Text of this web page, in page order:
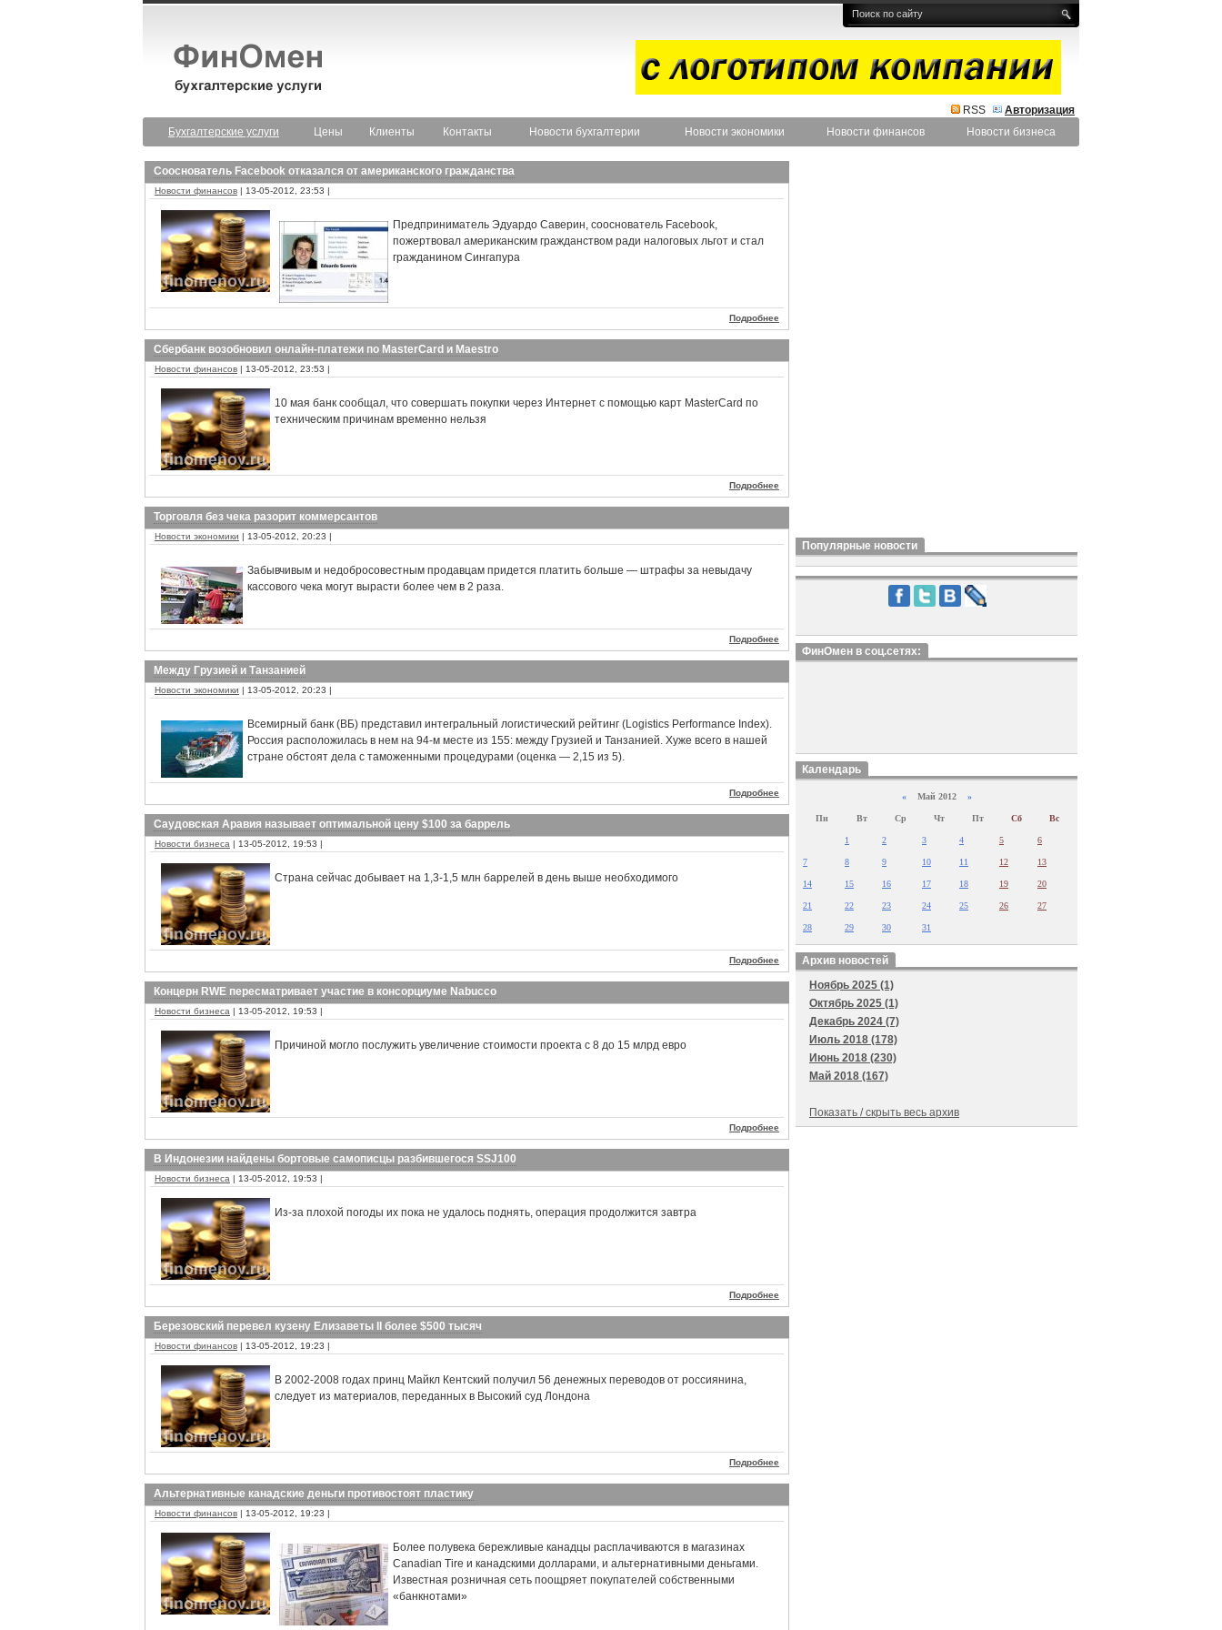
RSS
Авторизация
Бухгалтерские услуги
Цены Клиенты Контакты Новости бухгалтерии Новости экономики Новости финансов Новости бизнеса
Сооснователь Facebook отказался от американского гражданства
Новости финансов | 13-05-2012, 23:53 |
Предприниматель Эдуардо Саверин, сооснователь Facebook,
пожертвовал американским гражданством ради налоговых льгот и стал
гражданином Сингапура
Подробнее
Сбербанк возобновил онлайн-платежи по MasterCard и Maestro
Новости финансов | 13-05-2012, 23:53 |
10 мая банк сообщал, что совершать покупки через Интернет с помощью карт MasterCard по
техническим причинам временно нельзя
Подробнее
Торговля без чека разорит коммерсантов
Новости экономики | 13-05-2012, 20:23 |
Забывчивым и недобросовестным продавцам придется платить больше — штрафы за невыдачу
кассового чека могут вырасти более чем в 2 раза.
Подробнее
Между Грузией и Танзанией
Новости экономики | 13-05-2012, 20:23 |
Всемирный банк (ВБ) представил интегральный логистический рейтинг (Logistics Performance Index).
Россия расположилась в нем на 94-м месте из 155: между Грузией и Танзанией. Хуже всего в нашей
стране обстоят дела с таможенными процедурами (оценка — 2,15 из 5).
Подробнее
Саудовская Аравия называет оптимальной цену $100 за баррель
Новости бизнеса | 13-05-2012, 19:53 |
Cтрана сейчас добывает на 1,3-1,5 млн баррелей в день выше необходимого
Подробнее
Концерн RWE пересматривает участие в консорциуме Nabucco
Новости бизнеса | 13-05-2012, 19:53 |
Причиной могло послужить увеличение стоимости проекта с 8 до 15 млрд евро
Подробнее
В Индонезии найдены бортовые самописцы разбившегося SSJ100
Новости бизнеса | 13-05-2012, 19:53 |
Из-за плохой погоды их пока не удалось поднять, операция продолжится завтра
Подробнее
Березовский перевел кузену Елизаветы II более $500 тысяч
Новости финансов | 13-05-2012, 19:23 |
В 2002-2008 годах принц Майкл Кентский получил 56 денежных переводов от россиянина,
следует из материалов, переданных в Высокий суд Лондона
Подробнее
Альтернативные канадские деньги противостоят пластику
Новости финансов | 13-05-2012, 19:23 |
Более полувека бережливые канадцы расплачиваются в магазинах
Canadian Tire и канадскими долларами, и альтернативными деньгами.
Известная розничная сеть поощряет покупателей собственными
«банкнотами»
Популярные новости
ФинОмен в соц.сетях:
Календарь
«Май 2012 »
Пн Вт Ср Чт Пт Сб Вс
1 2 3 4 5 6
7 8 9 10 11 12 13
14 15 16 17 18 19 20
21 22 23 24 25 26 27
28 29 30 31
Архив новостей
Ноябрь 2025 (1)
Октябрь 2025 (1)
Декабрь 2024 (7)
Июль 2018 (178)
Июнь 2018 (230)
Май 2018 (167)
Показать / скрыть весь архив